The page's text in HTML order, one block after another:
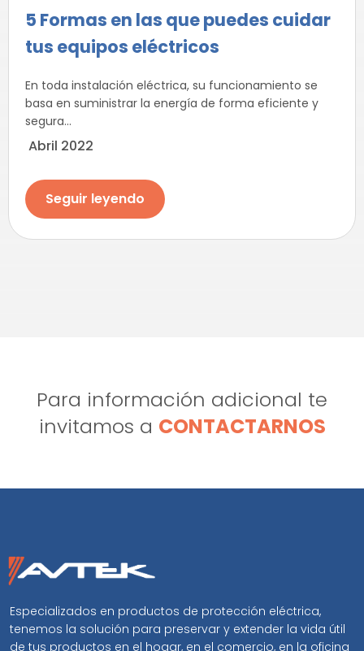
5 Formas en las que puedes cuidar
tus equipos eléctricos
En toda instalación eléctrica, su funcionamiento se
basa en suministrar la energía de forma eficiente y
segura...
Abril 2022
Seguir leyendo
Para información adicional te
invitamos a CONTACTARNOS
Especializados en productos de protección eléctrica,
tenemos la solución para preservar y extender la vida útil
de tus productos en el hogar, en el comercio, en la oficina